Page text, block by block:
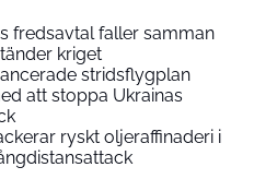
fredsavtal faller samman
kriget
stridsflygplan
att stoppa Ukrainas
ryskt oljeraffinaderi i